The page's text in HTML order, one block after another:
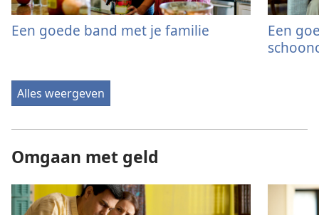
Een goede band met je familie
Een
Alles weergeven
Omgaan met geld